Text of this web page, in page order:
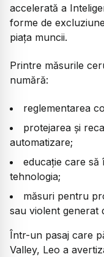
accelerată a
forme de
piața muncii.
Printre măsurile
numără:
reglementarea
protejarea și
automatizare;
educație care să
tehnologia;
măsuri pentru
sau violent generat
Într-un pasaj care
Valley, Leo a